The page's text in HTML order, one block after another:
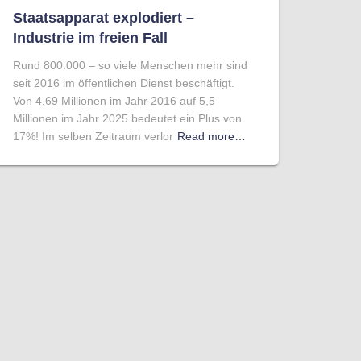
Staatsapparat explodiert –
Industrie im freien Fall
Rund 800.000 – so viele Menschen mehr sind
seit 2016 im öffentlichen Dienst beschäftigt.
Von 4,69 Millionen im Jahr 2016 auf 5,5
Millionen im Jahr 2025 bedeutet ein Plus von
17%! Im selben Zeitraum verlor Read more…